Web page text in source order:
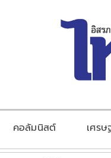
คอลัมนิสต์ เศร